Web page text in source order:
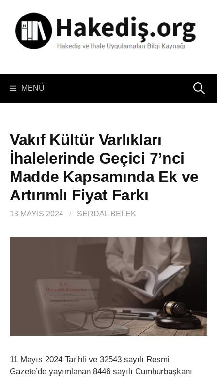
MENÜ Arama:
Vakıf Kültür Varlıkları
İhalelerinde Geçici 7’nci
Madde Kapsamında Ek ve
Artırımlı Fiyat Farkı
13 MAYIS 2024 / SERDAL BELEK
11 Mayıs 2024 Tarihli ve 32543 sayılı Resmi
Gazete’de yayımlanan 8446 sayılı Cumhurbaşkanı